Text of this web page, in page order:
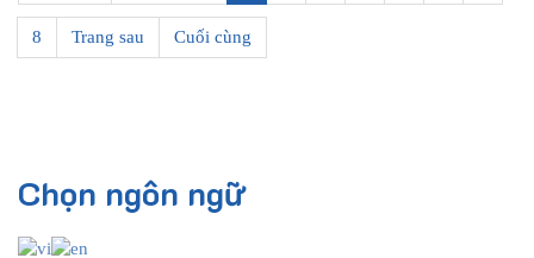
8 Trang sau Cuối cùng
Chọn ngôn ngữ